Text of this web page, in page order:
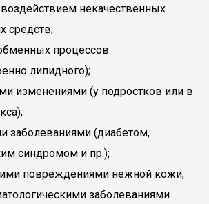
некачественных
средств;
процессов
липидного);
изменениями (у подростков или в
заболеваниями (диабетом,
синдромом и пр.);
повреждениями нежной кожи;
заболеваниями